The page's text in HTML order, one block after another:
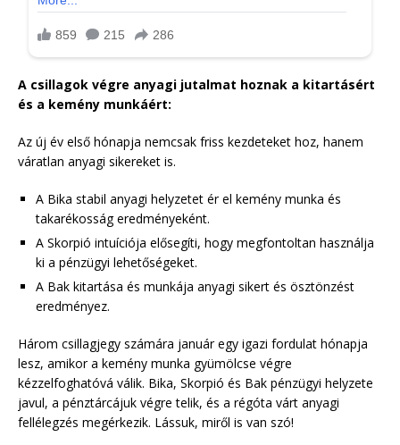
A csillagok végre anyagi jutalmat hoznak a kitartásért
és a kemény munkáért:
Az új év első hónapja nemcsak friss kezdeteket hoz, hanem
váratlan anyagi sikereket is.
A Bika stabil anyagi helyzetet ér el kemény munka és
takarékosság eredményeként.
A Skorpió intuíciója elősegíti, hogy megfontoltan használja
ki a pénzügyi lehetőségeket.
A Bak kitartása és munkája anyagi sikert és ösztönzést
eredményez.
Három csillagjegy számára január egy igazi fordulat hónapja
lesz, amikor a kemény munka gyümölcse végre
kézzelfoghatóvá válik. Bika, Skorpió és Bak pénzügyi helyzete
javul, a pénztárcájuk végre telik, és a régóta várt anyagi
fellélegzés megérkezik. Lássuk, miről is van szó!